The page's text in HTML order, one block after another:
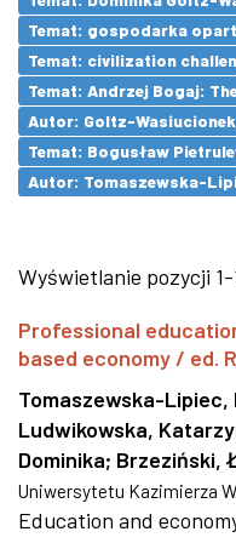
Temat: gospodarka
Temat: civilization
Temat: Andrzej Bogaj:
Autor: Goltz-
Temat: Bogusław
Autor: Tomaszewska-
Wyświetlanie pozycji 1-
Professional
based economy / ed.
Tomaszewska-Lipiec,
Ludwikowska,
Dominika; Brzeziński,
Uniwersytetu Kazimierza
Education and